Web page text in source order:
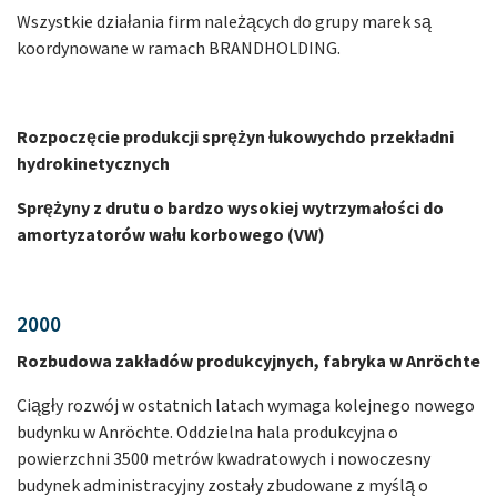
Wszystkie działania firm należących do grupy marek są
koordynowane w ramach BRANDHOLDING.
Rozpoczęcie produkcji sprężyn łukowychdo przekładni
hydrokinetycznych
Sprężyny z drutu o bardzo wysokiej wytrzymałości do
amortyzatorów wału korbowego (VW)
2000
Rozbudowa zakładów produkcyjnych, fabryka w Anröchte
Ciągły rozwój w ostatnich latach wymaga kolejnego nowego
budynku w Anröchte. Oddzielna hala produkcyjna o
powierzchni 3500 metrów kwadratowych i nowoczesny
budynek administracyjny zostały zbudowane z myślą o